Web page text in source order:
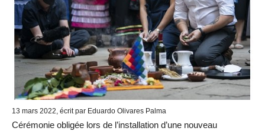
13 mars 2022, écrit par Eduardo Olivares Palma
Cérémonie obligée lors de l’installation d’une nouveau